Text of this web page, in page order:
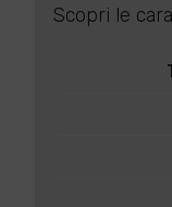
Scopri le